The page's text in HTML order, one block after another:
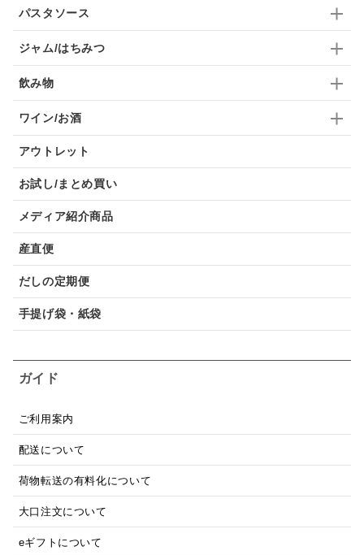
パスタソース
ジャム/はちみつ
飲み物
ワイン/お酒
アウトレット
お試し/まとめ買い
メディア紹介商品
産直便
だしの定期便
手提げ袋・紙袋
ガイド
ご利用案内
配送について
荷物転送の有料化について
大口注文について
eギフトについて